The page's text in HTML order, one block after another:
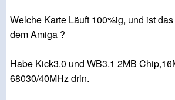
Welche Karte Läuft 100%ig, und ist
dem Amiga ?
Habe Kick3.0 und WB3.1 2MB
68030/40MHz drin.